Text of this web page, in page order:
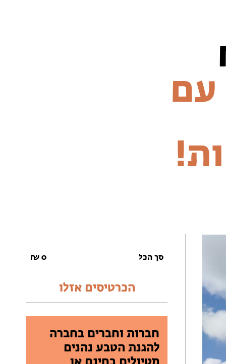
עם
סך הכל 0
₪
הכרטיסים אזלו
חברות וחברים בחברה
להגנת הטבע נהנים